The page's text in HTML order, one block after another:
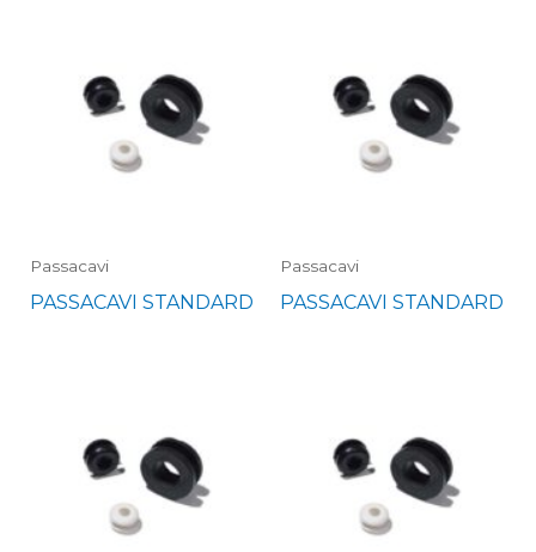
Passacavi
PASSACAVI STANDARD
Passacavi
PASSACAVI STANDARD